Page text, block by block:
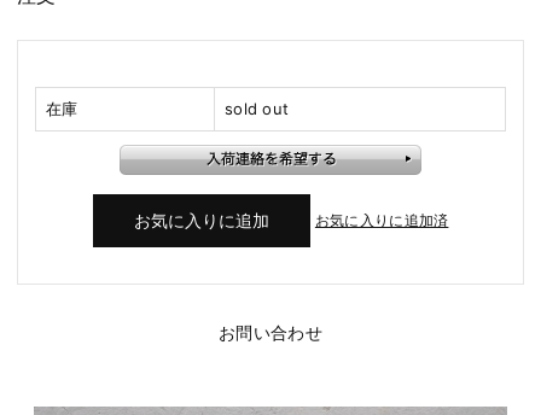
在庫 sold out
お気に入りに追加済
お問い合わせ